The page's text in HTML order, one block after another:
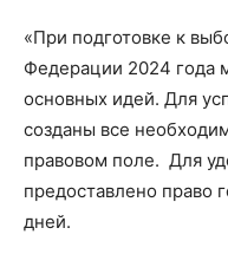
«При подготовке к
Федерации 2024 года
основных идей. Для
созданы все
правовом поле. Для
предоставлено право
дней.